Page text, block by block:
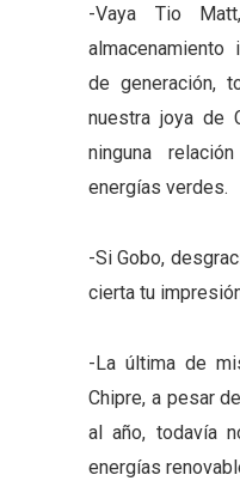
-Vaya Tio
de generación,
nuestra joya de
ninguna
energías verdes.
-Si Gobo,
cierta tu
-La última de
Chipre, a pesar
al año, todavía
energías